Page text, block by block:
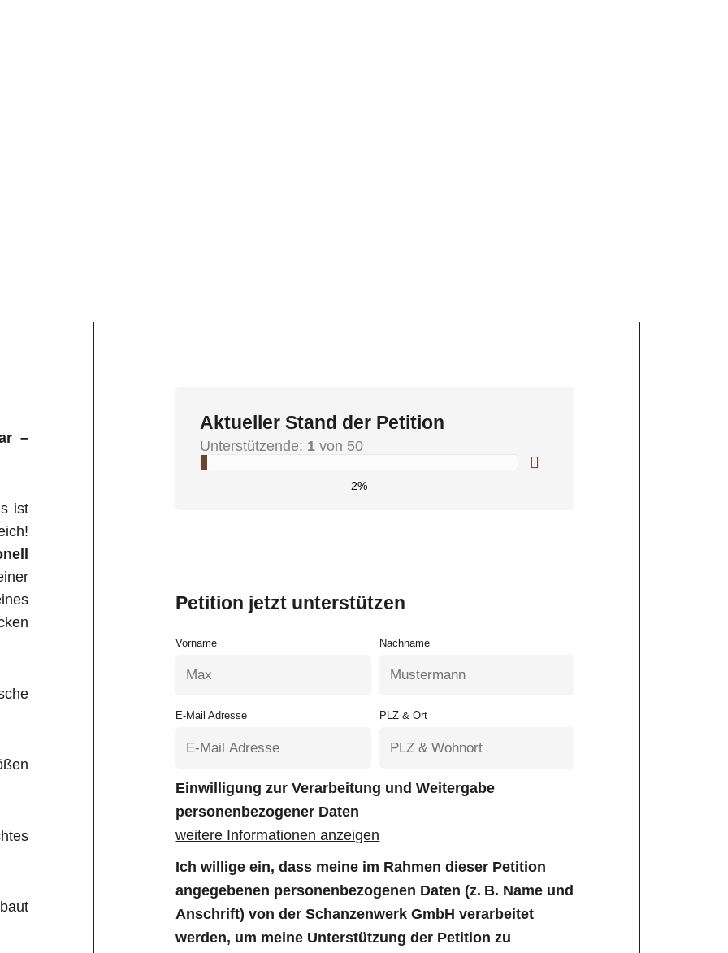
–
ist
Aktueller Stand der Petition
Unterstützende: 1 von 50
2%
Petition jetzt unterstützen
Vorname Nachname
E-Mail Adresse PLZ & Ort
Einwilligung zur Verarbeitung und Weitergabe
personenbezogener Daten
weitere Informationen anzeigen
Ich willige ein, dass meine im Rahmen dieser Petition
angegebenen personenbezogenen Daten (z. B. Name und
Anschrift) von der Schanzenwerk GmbH verarbeitet
werden, um meine Unterstützung der Petition zu